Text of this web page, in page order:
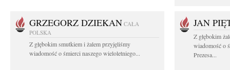
GRZEGORZ DZIEKAN CAŁA
POLSKA
Z głębokim smutkiem i żalem przyjęliśmy
wiadomość o śmierci naszego wieloletniego...
JAN
Z głębokim
wiadomość o
Prezesa...